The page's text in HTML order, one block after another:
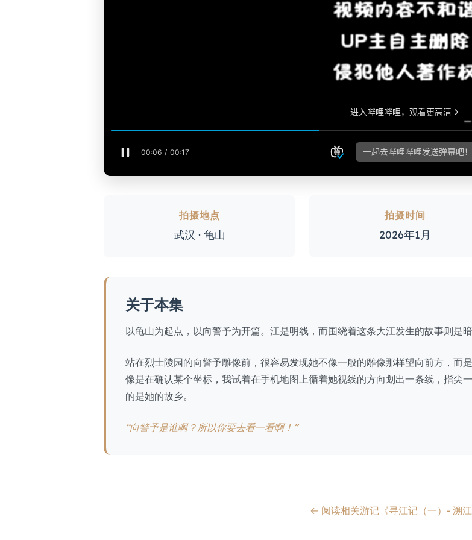
拍摄地点
武汉 · 龟山
拍摄时间
2026年1月
关于本集
以龟山为起点，以向警予为开篇。江是明线，而围绕着这条大江发生的故事则是暗
站在烈士陵园的向警予雕像前，很容易发现她不像一般的雕像那样望向前方，而
像是在确认某个坐标，我试着在手机地图上循着她视线的方向划出一条线，指尖
的是她的故乡。
“向警予是谁啊？所以你要去看一看啊！”
← 阅读相关游记《寻江记（一）- 溯江